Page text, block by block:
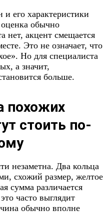
его характеристики
обычно
нет, акцент смещается
Это не означает, что
Но для специалиста
а значит,
больше.
похожих
стоить по-
незаметна. Два кольца
схожий размер, желтое
сумма различается
часто выглядит
обычно вполне